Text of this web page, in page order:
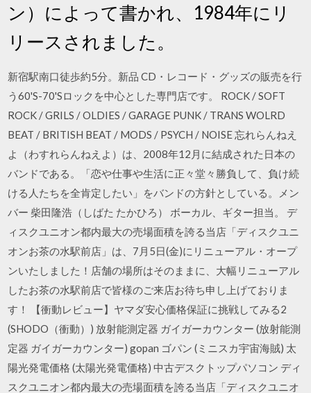
ン）によって書かれ、1984年にリ
リースされました。
新宿駅南口徒歩約5分。新品 CD・レコード・グッズの販売を行
う60'S-70'Sロックを中心とした専門店です。 ROCK / SOFT
ROCK / GRILS / OLDIES / GARAGE PUNK / TRANS WOLRD
BEAT / BRITISH BEAT / MODS / PSYCH / NOISE 忘れらんねえ
よ（わすれらんねえよ）は、2008年12月に結成された日本の
バンドである。「恋や仕事や生活に正々堂々勝負して、負け続
ける人たちを全肯定したい」をバンドの方針としている。メン
バー 柴田隆浩（しばた たかひろ） ボーカル、ギター担当。 デ
ィスクユニオン都内最大の売場面積を誇る当店「ディスクユニ
オンお茶の水駅前店」は、7月5日(金)にリニューアル・オープ
ンいたしました！店舗の場所はそのままに、大幅リニューアル
したお茶の水駅前店で皆様のご来店お待ち申し上げておりま
す！ 【衝動レビュー】ヤマダ安心価格保証に挑戦してみる2
(SHODO（衝動）) 放射能測定器 ガイガーカウンター (放射能測
定器 ガイガーカウンター) gopan ゴパン (ミニスカ宇宙海賊) 太
陽光発電価格 (太陽光発電価格) 中古デスクトップパソコン ディ
スクユニオン都内最大の売場面積を誇る当店「ディスクユニオ